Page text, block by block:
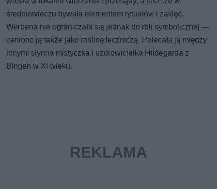
średniowieczu bywała elementem rytuałów i zaklęć.
Werbena nie ograniczała się jednak do roli symbolicznej —
ceniono ją także jako roślinę leczniczą. Polecała ją między
innymi słynna mistyczka i uzdrowicielka Hildegarda z
Bingen w XI wieku.